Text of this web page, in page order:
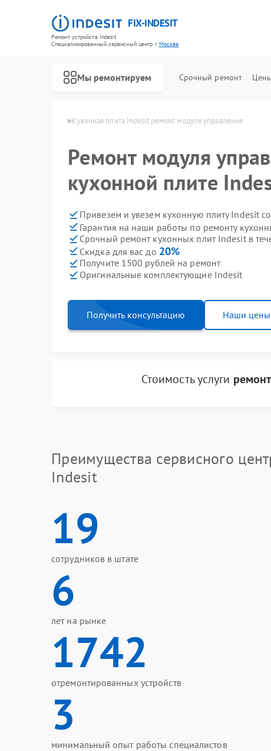
FIX-INDESIT
Ремонт устройств Indesit
Специализированный cервисный центр г.Москва
Мы ремонтируем Срочный ремонт
Indesit в Москве Кухонная плита Indesit ремонт модуля управления
Ремонт модуля
кухонной плите
Привезем и увезем кухонную плиту Indesit
Гарантия на наши работы по ремонту
Срочный ремонт кухонных плит Indesit в
Скидка для вас до 20%
Получите 1500 рублей на ремонт
Оригинальные комплектующие Indesit
Получить консультацию Наши цены
Стоимость услуги
Преимущества сервисного
Indesit
19
сотрудников в штате
6
лет на рынке
1742
отремонтированных устройств
3
минимальный опыт работы специалистов